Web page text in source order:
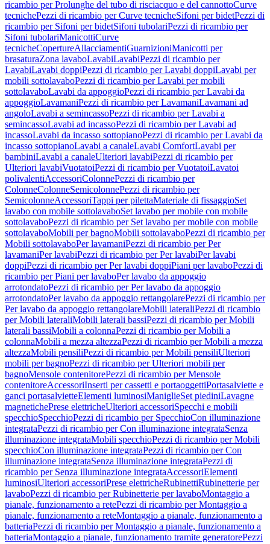
ricambio per Prolunghe del tubo di risciacquo e del cannottoCurve
tecnichePezzi di ricambio per Curve tecnicheSifoni per bidetPezzi di
ricambio per Sifoni per bidetSifoni tubolariPezzi di ricambio per
Sifoni tubolariManicottiCurve
tecnicheCopertureAllacciamentiGuarnizioniManicotti per
brasaturaZona lavaboLavabiLavabiPezzi di ricambio per
LavabiLavabi doppiPezzi di ricambio per Lavabi doppiLavabi per
mobili sottolavaboPezzi di ricambio per Lavabi per mobili
sottolavaboLavabi da appoggioPezzi di ricambio per Lavabi da
appoggioLavamaniPezzi di ricambio per LavamaniLavamani ad
angoloLavabi a semincassoPezzi di ricambio per Lavabi a
semincassoLavabi ad incassoPezzi di ricambio per Lavabi ad
incassoLavabi da incasso sottopianoPezzi di ricambio per Lavabi da
incasso sottopianoLavabi a canaleLavabi ComfortLavabi per
bambiniLavabi a canaleUlteriori lavabiPezzi di ricambio per
Ulteriori lavabiVuotatoiPezzi di ricambio per VuotatoiLavatoi
polivalentiAccessoriColonnePezzi di ricambio per
ColonneColonneSemicolonnePezzi di ricambio per
SemicolonneAccessoriTappi per pilettaMateriale di fissaggioSet
lavabo con mobile sottolavaboSet lavabo per mobile con mobile
sottolavaboPezzi di ricambio per Set lavabo per mobile con mobile
sottolavaboMobili per bagnoMobili sottolavaboPezzi di ricambio per
Mobili sottolavaboPer lavamaniPezzi di ricambio per Per
lavamaniPer lavabiPezzi di ricambio per Per lavabiPer lavabi
doppiPezzi di ricambio per Per lavabi doppiPiani per lavaboPezzi di
ricambio per Piani per lavaboPer lavabo da appoggio
arrotondatoPezzi di ricambio per Per lavabo da appoggio
arrotondatoPer lavabo da appoggio rettangolarePezzi di ricambio per
Per lavabo da appoggio rettangolareMobili lateraliPezzi di ricambio
per Mobili lateraliMobili laterali bassiPezzi di ricambio per Mobili
laterali bassiMobili a colonnaPezzi di ricambio per Mobili a
colonnaMobili a mezza altezzaPezzi di ricambio per Mobili a mezza
altezzaMobili pensiliPezzi di ricambio per Mobili pensiliUlteriori
mobili per bagnoPezzi di ricambio per Ulteriori mobili per
bagnoMensole contenitorePezzi di ricambio per Mensole
contenitoreAccessoriInserti per cassetti e portaoggettiPortasalviette e
ganci portasalvietteElementi luminosiManiglieSet piediniLavagne
magnetichePrese elettricheUlteriori accessoriSpecchi e mobili
specchioSpecchioPezzi di ricambio per SpecchioCon illuminazione
integrataPezzi di ricambio per Con illuminazione integrataSenza
illuminazione integrataMobili specchioPezzi di ricambio per Mobili
specchioCon illuminazione integrataPezzi di ricambio per Con
illuminazione integrataSenza illuminazione integrataPezzi di
ricambio per Senza illuminazione integrataAccessoriElementi
luminosiUlteriori accessoriPrese elettricheRubinettiRubinetterie per
lavaboPezzi di ricambio per Rubinetterie per lavaboMontaggio a
pianale, funzionamento a retePezzi di ricambio per Montaggio a
pianale, funzionamento a reteMontaggio a pianale, funzionamento a
batteriaPezzi di ricambio per Montaggio a pianale, funzionamento a
batteriaMontaggio a pianale, funzionamento tramite generatorePezzi